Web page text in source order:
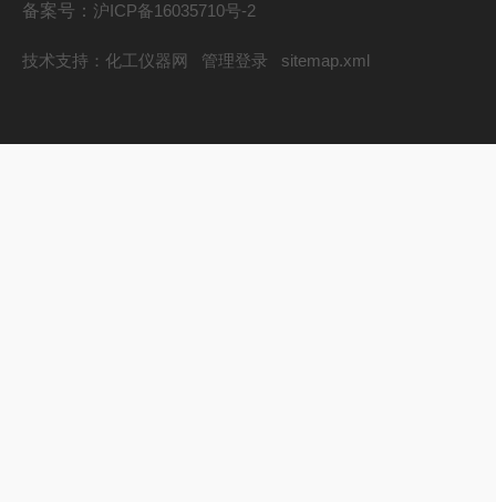
备案号： 沪ICP备16035710号-2
技术支持： 化工仪器网 管理登录 sitemap.xml